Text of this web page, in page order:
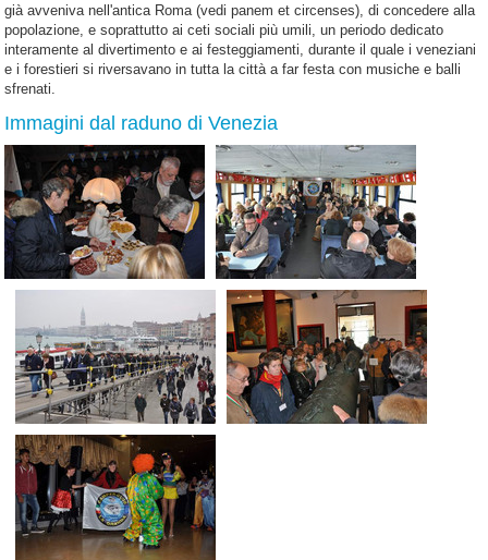
già avveniva nell'antica Roma (vedi panem et circenses), di concedere alla
popolazione, e soprattutto ai ceti sociali più umili, un periodo dedicato
interamente al divertimento e ai festeggiamenti, durante il quale i veneziani
e i forestieri si riversavano in tutta la città a far festa con musiche e balli
sfrenati.
Immagini dal raduno di Venezia